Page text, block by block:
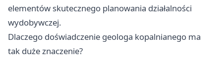
elementów skutecznego planowania działalności
wydobywczej.
Dlaczego doświadczenie geologa kopalnianego ma
tak duże znaczenie?